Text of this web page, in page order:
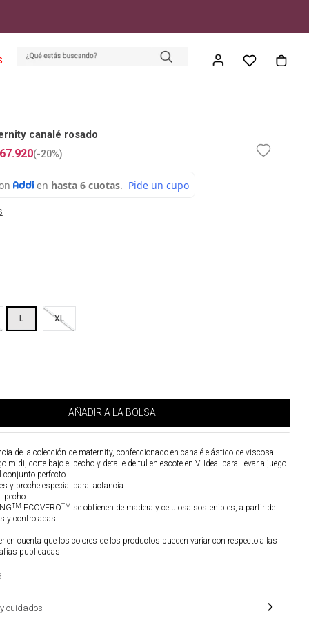
canalé rosado
.920(-20%)
L XL
AÑADIR A LA BOLSA
de la colección de maternity, confeccionado en canalé elástico de viscosa
midi, corte bajo el pecho y detalle de tul en escote en V. Ideal para llevar a juego
conjunto perfecto.
y broche especial para lactancia.
pecho.
TM ECOVEROTM se obtienen de madera y celulosa sostenibles, a partir de
y controladas.
en cuenta que los colores de los productos pueden variar con respecto a las
publicadas
cuidados